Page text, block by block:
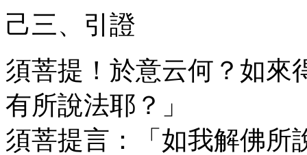
己三、引證
須菩提！於意云何？如來
有所說法耶？」
須菩提言：「如我解佛所